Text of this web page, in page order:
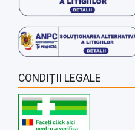
CONDIȚII LEGALE